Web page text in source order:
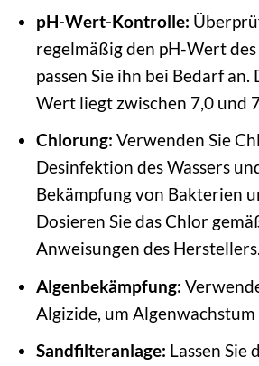
pH-Wert-Kontrolle:
regelmäßig den pH-Wert des
passen Sie ihn bei Bedarf an.
Wert liegt zwischen 7,0 und
Chlorung: Verwenden Sie
Desinfektion des Wassers
Bekämpfung von Bakterien
Dosieren Sie das Chlor
Anweisungen des Herstellers.
Algenbekämpfung:
Algizide, um
Sandfilteranlage: Lassen Sie